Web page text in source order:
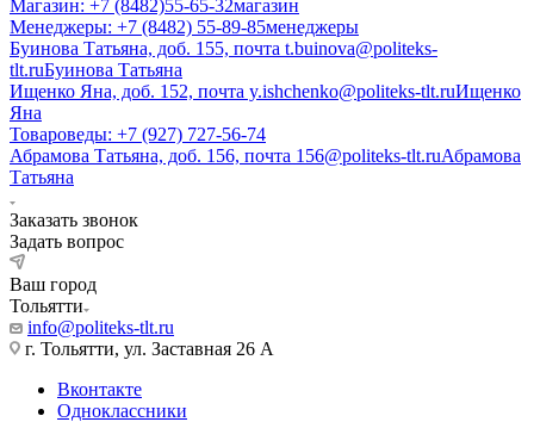
Магазин: +7 (8482)55-65-32магазин
Менеджеры: +7 (8482) 55-89-85менеджеры
Буинова Татьяна, доб. 155, почта t.buinova@politeks-
tlt.ruБуинова Татьяна
Ищенко Яна, доб. 152, почта y.ishchenko@politeks-tlt.ruИщенко
Яна
Товароведы: +7 (927) 727-56-74
Абрамова Татьяна, доб. 156, почта 156@politeks-tlt.ruАбрамова
Татьяна
Заказать звонок
Задать вопрос
Ваш город
Тольятти
info@politeks-tlt.ru
г. Тольятти, ул. Заставная 26 А
Вконтакте
Одноклассники